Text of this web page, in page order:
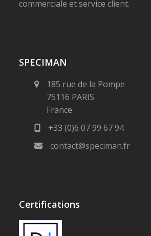
commerciale et service client.
SPECIMAN
185 rue de la Pompe
75116 PARIS
France
+33 (0)6 07 99 67 94
contact@speciman.fr
Certifications